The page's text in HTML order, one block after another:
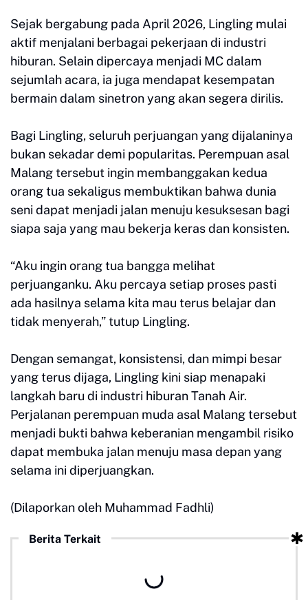
Sejak bergabung pada April 2026, Lingling mulai
aktif menjalani berbagai pekerjaan di industri
hiburan. Selain dipercaya menjadi MC dalam
sejumlah acara, ia juga mendapat kesempatan
bermain dalam sinetron yang akan segera dirilis.
Bagi Lingling, seluruh perjuangan yang dijalaninya
bukan sekadar demi popularitas. Perempuan asal
Malang tersebut ingin membanggakan kedua
orang tua sekaligus membuktikan bahwa dunia
seni dapat menjadi jalan menuju kesuksesan bagi
siapa saja yang mau bekerja keras dan konsisten.
“Aku ingin orang tua bangga melihat
perjuanganku. Aku percaya setiap proses pasti
ada hasilnya selama kita mau terus belajar dan
tidak menyerah,” tutup Lingling.
Dengan semangat, konsistensi, dan mimpi besar
yang terus dijaga, Lingling kini siap menapaki
langkah baru di industri hiburan Tanah Air.
Perjalanan perempuan muda asal Malang tersebut
menjadi bukti bahwa keberanian mengambil risiko
dapat membuka jalan menuju masa depan yang
selama ini diperjuangkan.
(Dilaporkan oleh Muhammad Fadhli)
Berita Terkait